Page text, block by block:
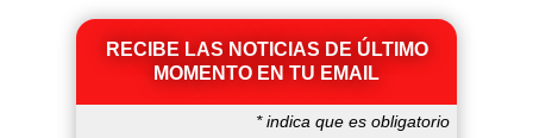
RECIBE LAS NOTICIAS DE ÚLTIMO
MOMENTO EN TU EMAIL
*indica que es obligatorio